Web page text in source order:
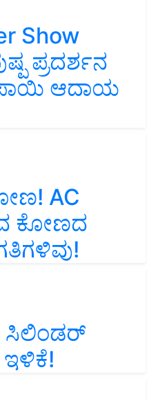
Show
ಪ್ರದರ್ಶನ
ಆದಾಯ
AC
ಕೋಣದ
ಸಿಲಿಂಡರ್‌